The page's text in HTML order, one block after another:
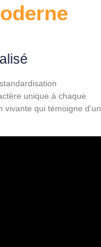
unique à chaque
qui témoigne d’un